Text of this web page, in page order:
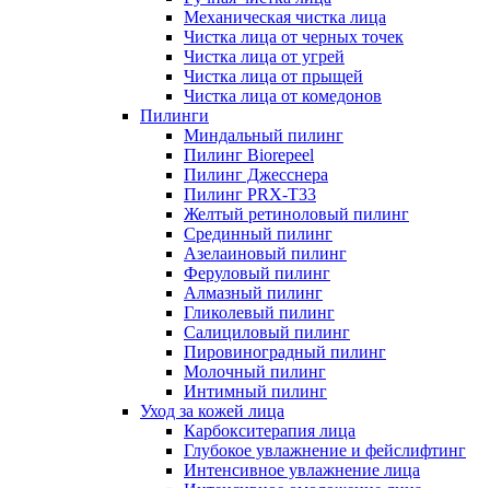
Механическая чистка лица
Чистка лица от черных точек
Чистка лица от угрей
Чистка лица от прыщей
Чистка лица от комедонов
Пилинги
Миндальный пилинг
Пилинг Biorepeel
Пилинг Джесснера
Пилинг PRX-T33
Желтый ретиноловый пилинг
Срединный пилинг
Азелаиновый пилинг
Феруловый пилинг
Алмазный пилинг
Гликолевый пилинг
Салициловый пилинг
Пировиноградный пилинг
Молочный пилинг
Интимный пилинг
Уход за кожей лица
Карбокситерапия лица
Глубокое увлажнение и фейслифтинг
Интенсивное увлажнение лица